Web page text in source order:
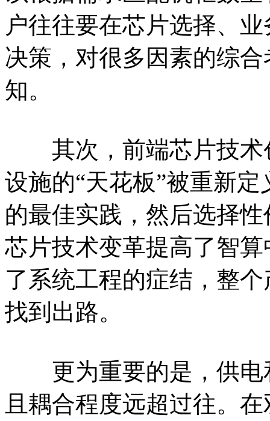
户往往要在芯片选择、
决策，对很多因素的综
知。
其次，前端芯片技术
设施的“天花板”被重新
的最佳实践，然后选择
芯片技术变革提高了智
了系统工程的症结，整
找到出路。
更为重要的是，供电
且耦合程度远超过往。